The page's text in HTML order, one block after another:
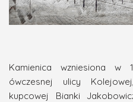
Kamienica wzniesiona
ówczesnej ulicy
kupcowej Bianki